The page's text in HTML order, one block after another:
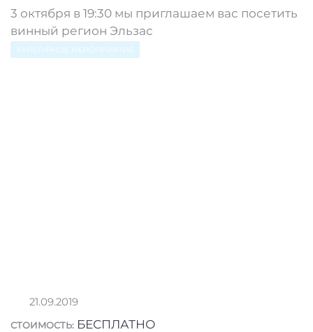
3 октября в 19:30 мы приглашаем вас посетить
винный регион Эльзас
КУЛЬТУРНОЕ МЕРОПРИЯТИЕ
21.09.2019
СТОИМОСТЬ: БЕСПЛАТНО